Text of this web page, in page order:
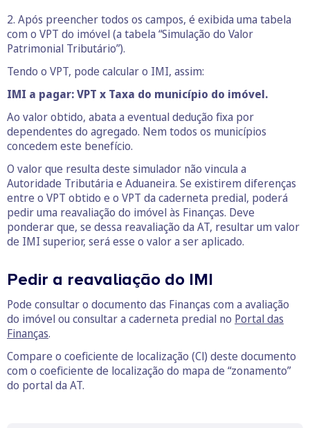
2. Após preencher todos os campos, é exibida uma tabela
com o VPT do imóvel (a tabela “Simulação do Valor
Patrimonial Tributário”).
Tendo o VPT, pode calcular o IMI, assim:
IMI a pagar: VPT x Taxa do município do imóvel.
Ao valor obtido, abata a eventual dedução fixa por
dependentes do agregado. Nem todos os municípios
concedem este benefício.
O valor que resulta deste simulador não vincula a
Autoridade Tributária e Aduaneira. Se existirem diferenças
entre o VPT obtido e o VPT da caderneta predial, poderá
pedir uma reavaliação do imóvel às Finanças. Deve
ponderar que, se dessa reavaliação da AT, resultar um valor
de IMI superior, será esse o valor a ser aplicado.
Pedir a reavaliação do IMI
Pode consultar o documento das Finanças com a avaliação
do imóvel ou consultar a caderneta predial no Portal das
Finanças.
Compare o coeficiente de localização (Cl) deste documento
com o coeficiente de localização do mapa de “zonamento”
do portal da AT.